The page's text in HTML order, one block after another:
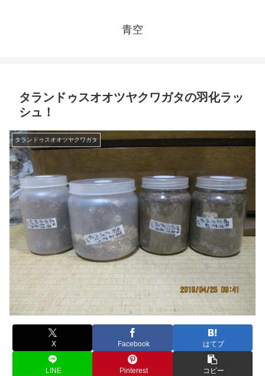
青空
タランドゥスオオツヤクワガタの羽化ラッ
シュ！
タランドゥスオオツヤクワガタ
X Facebook はてブ
LINE Pinterest コピー